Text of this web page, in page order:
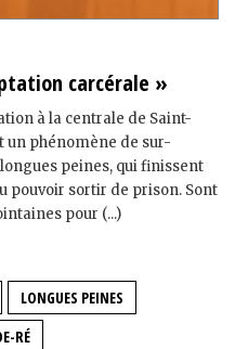
carcérale »
à la centrale de Saint-
phénomène de sur-
peines, qui finissent
pouvoir sortir de prison. Sont
pour (...)
LONGUES PEINES
RÉ